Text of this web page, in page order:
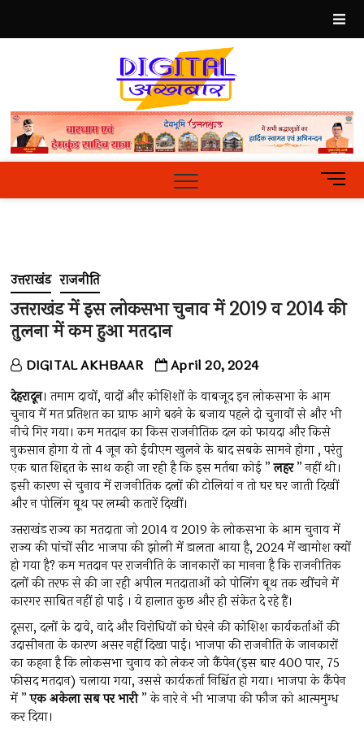
content
Hindi
News
PortalM
e
t
उत्तराखंड राजनीति
उत्तराखंड में इस लोकसभा चुनाव में 2019 व 2014 की
तुलना में कम हुआ मतदान
DIGITAL AKHBAAR April 20, 2024
देहरादून। तमाम दावों, वादों और कोशिशों के वाबजूद इन लोकसभा के आम
चुनाव में मत प्रतिशत का ग्राफ आगे बढ़ने के बजाय पहले दो चुनावों से और भी
नीचे गिर गया। कम मतदान का किस राजनीतिक दल को फायदा और किसे
नुकसान होगा ये तो 4 जून को ईवीएम खुलने के बाद सबके सामने होगा , परंतु
एक बात शिद्दत के साथ कही जा रही है कि इस मर्तबा कोई ”लहर” नहीं थी।
इसी कारण से चुनाव में राजनीतिक दलों की टोलियां न तो घर घर जाती दिखीं
और न पोलिंग बूथ पर लम्बी कतारें दिखीं।
उत्तराखंड राज्य का मतदाता जो 2014 व 2019 के लोकसभा के आम चुनाव में
राज्य की पांचों सीट भाजपा की झोली में डालता आया है, 2024 में खामोश क्यों
हो गया है? कम मतदान पर राजनीति के जानकारों का मानना है कि राजनीतिक
दलों की तरफ से की जा रही अपील मतदाताओं को पोलिंग बूथ तक खींचने में
कारगर साबित नहीं हो पाई । ये हालात कुछ और ही संकेत दे रहे हैं।
दूसरा, दलों के दावे, वादे और विरोधियों को घेरने की कोशिश कार्यकर्ताओं की
उदासीनता के कारण असर नहीं दिखा पाई। भाजपा की राजनीति के जानकारों
का कहना है कि लोकसभा चुनाव को लेकर जो कैंपेन(इस बार 400 पार, 75
फीसद मतदान) चलाया गया, उससे कार्यकर्ता निश्चिंत हो गया। भाजपा के कैंपेन
में ”एक अकेला सब पर भारी” के नारे ने भी भाजपा की फौज को आत्ममुग्ध
कर दिया।